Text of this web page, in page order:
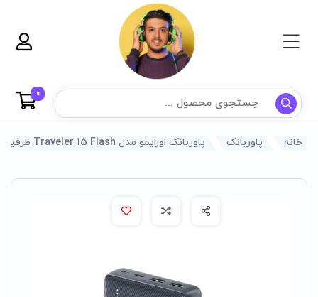
0
خانه پاوربانک پاوربانک اورایمو مدل Traveler 15 Flash ظرفیت 20000 میلی امپر ساعت